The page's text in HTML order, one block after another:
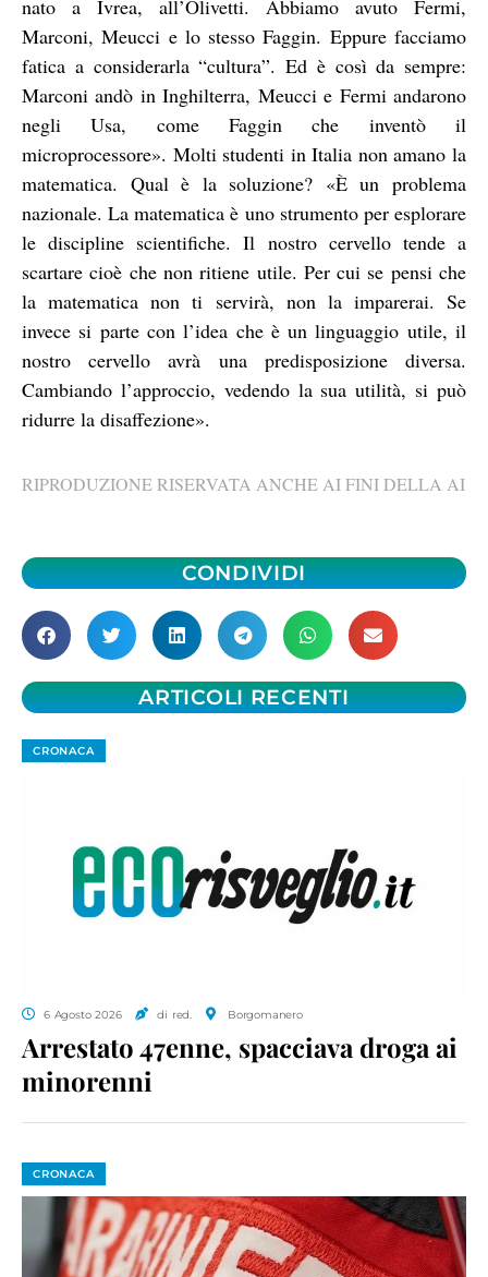
nato a Ivrea, all’Olivetti. Abbiamo avuto Fermi,
Marconi, Meucci e lo stesso Faggin. Eppure facciamo
fatica a considerarla “cultura”. Ed è così da sempre:
Marconi andò in Inghilterra, Meucci e Fermi andarono
negli Usa, come Faggin che inventò il
microprocessore». Molti studenti in Italia non amano la
matematica. Qual è la soluzione? «È un problema
nazionale. La matematica è uno strumento per esplorare
le discipline scientifiche. Il nostro cervello tende a
scartare cioè che non ritiene utile. Per cui se pensi che
la matematica non ti servirà, non la imparerai. Se
invece si parte con l’idea che è un linguaggio utile, il
nostro cervello avrà una predisposizione diversa.
Cambiando l’approccio, vedendo la sua utilità, si può
ridurre la disaffezione».
RIPRODUZIONE RISERVATA ANCHE AI FINI DELLA AI
CONDIVIDI
ARTICOLI RECENTI
CRONACA
6 Agosto 2026 di red. Borgomanero
Arrestato 47enne, spacciava droga ai
minorenni
CRONACA